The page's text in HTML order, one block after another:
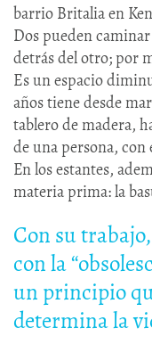
barrio Britalia en
Dos pueden
detrás del otro; por
Es un espacio
años tiene desde
tablero de madera,
de una persona,
En los estantes,
materia prima: la
Con su
con la
un principio
determina la